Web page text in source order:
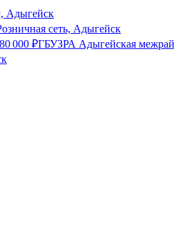
Адыгейск
сеть, Адыгейск
80 000 ₽ГБУЗРА Адыгейская